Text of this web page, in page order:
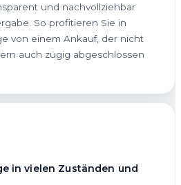
und nachvollziehbar
So profitieren Sie in
von einem Ankauf, der nicht
auch zügig abgeschlossen
in vielen Zuständen und